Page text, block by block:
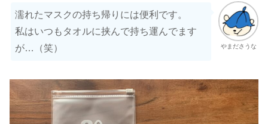
やまださうな
濡れたマスクの持ち帰りには便利です。
私はいつもタオルに挟んで持ち運んでます
が…（笑）